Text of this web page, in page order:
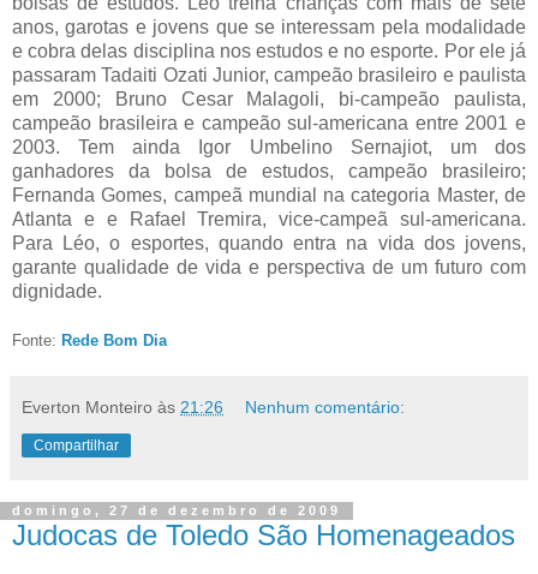
anos, garotas e jovens que se interessam pela modalidade
e cobra delas disciplina nos estudos e no esporte. Por ele já
passaram Tadaiti Ozati Junior, campeão brasileiro e paulista
em 2000; Bruno Cesar Malagoli, bi-campeão paulista,
campeão brasileira e campeão sul-americana entre 2001 e
2003. Tem ainda Igor Umbelino Sernajiot, um dos
ganhadores da bolsa de estudos, campeão brasileiro;
Fernanda Gomes, campeã mundial na categoria Master, de
Atlanta e e Rafael Tremira, vice-campeã sul-americana.
Para Léo, o esportes, quando entra na vida dos jovens,
garante qualidade de vida e perspectiva de um futuro com
dignidade.
Fonte: Rede Bom Dia
Everton Monteiro às 21:26 Nenhum comentário:
Compartilhar
domingo, 27 de dezembro de 2009
Judocas de Toledo São Homenageados